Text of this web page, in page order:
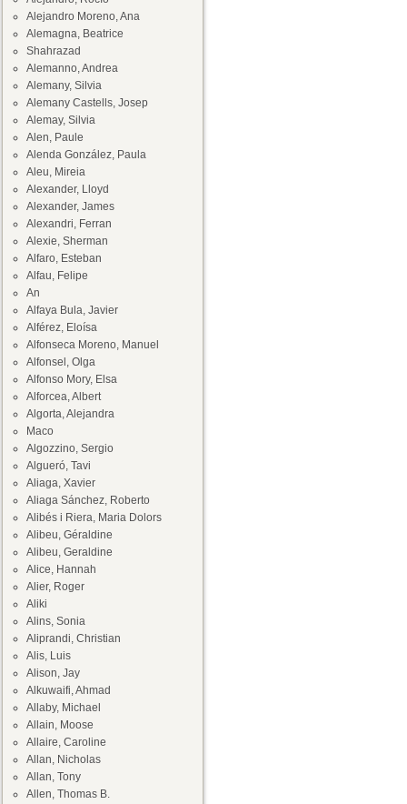
Alejandro Moreno, Ana
Alemagna, Beatrice
Shahrazad
Alemanno, Andrea
Alemany, Silvia
Alemany Castells, Josep
Alemay, Silvia
Alen, Paule
Alenda González, Paula
Aleu, Mireia
Alexander, Lloyd
Alexander, James
Alexandri, Ferran
Alexie, Sherman
Alfaro, Esteban
Alfau, Felipe
An
Alfaya Bula, Javier
Alférez, Eloísa
Alfonseca Moreno, Manuel
Alfonsel, Olga
Alfonso Mory, Elsa
Alforcea, Albert
Algorta, Alejandra
Maco
Algozzino, Sergio
Algueró, Tavi
Aliaga, Xavier
Aliaga Sánchez, Roberto
Alibés i Riera, Maria Dolors
Alibeu, Géraldine
Alibeu, Geraldine
Alice, Hannah
Alier, Roger
Aliki
Alins, Sonia
Aliprandi, Christian
Alis, Luis
Alison, Jay
Alkuwaifi, Ahmad
Allaby, Michael
Allain, Moose
Allaire, Caroline
Allan, Nicholas
Allan, Tony
Allen, Thomas B.